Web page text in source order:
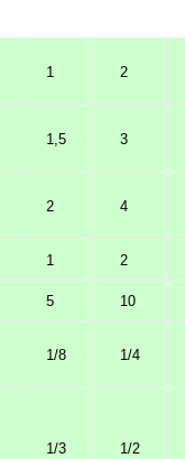
1 2
1,5 3
2 4
1 2
5 10
1/8 1/4
1/3 1/2